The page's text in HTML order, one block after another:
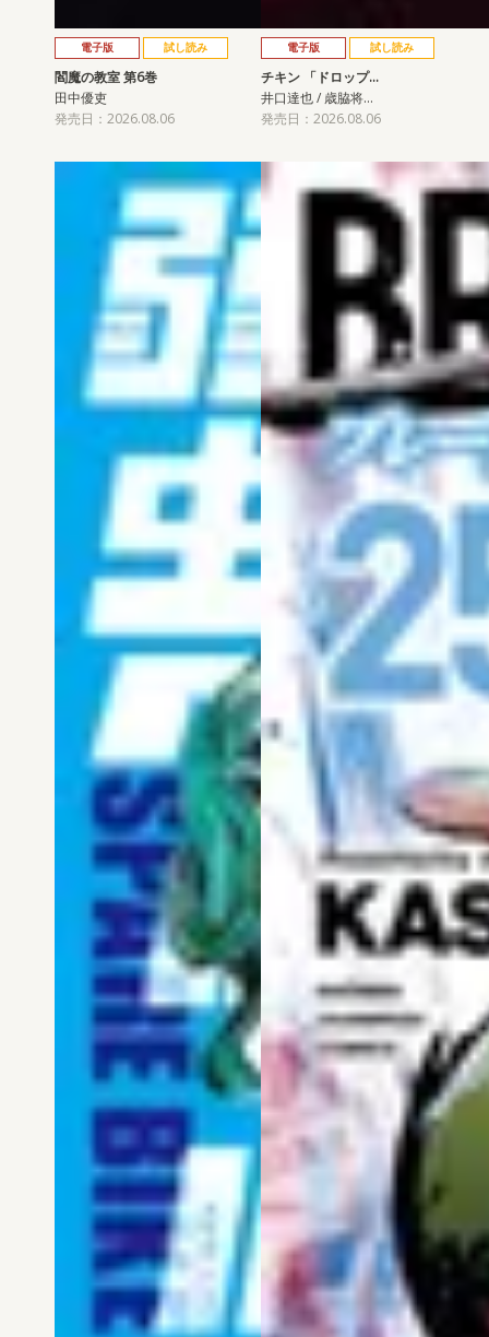
電子版 試し読み
閻魔の教室 第6巻
田中優吏
発売日：2026.08.06
電子版 試し読み
チキン 「ドロップ…
井口達也 / 歳脇将…
発売日：2026.08.06